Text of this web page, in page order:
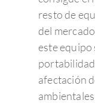
resto de
del
este equipo
afectación
ambientales